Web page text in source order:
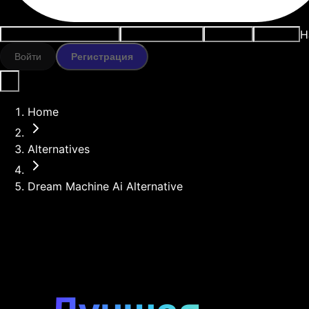
Войти Регистрация
Home
Alternatives
Dream Machine Ai Alternative